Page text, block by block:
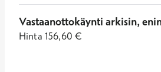
Vastaanottokäynti arkisin,
Hinta 156,60 €